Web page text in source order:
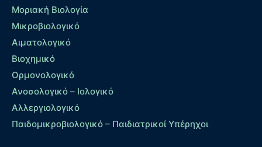
Μοριακή Βιολογία
Μικροβιολογικό
Αιματολογικό
Βιοχημικό
Ορμονολογικό
Ανοσολογικό – Ιολογικό
Αλλεργιολογικό
Παιδομικροβιολογικό – Παιδιατρικοί Υπέρηχοι